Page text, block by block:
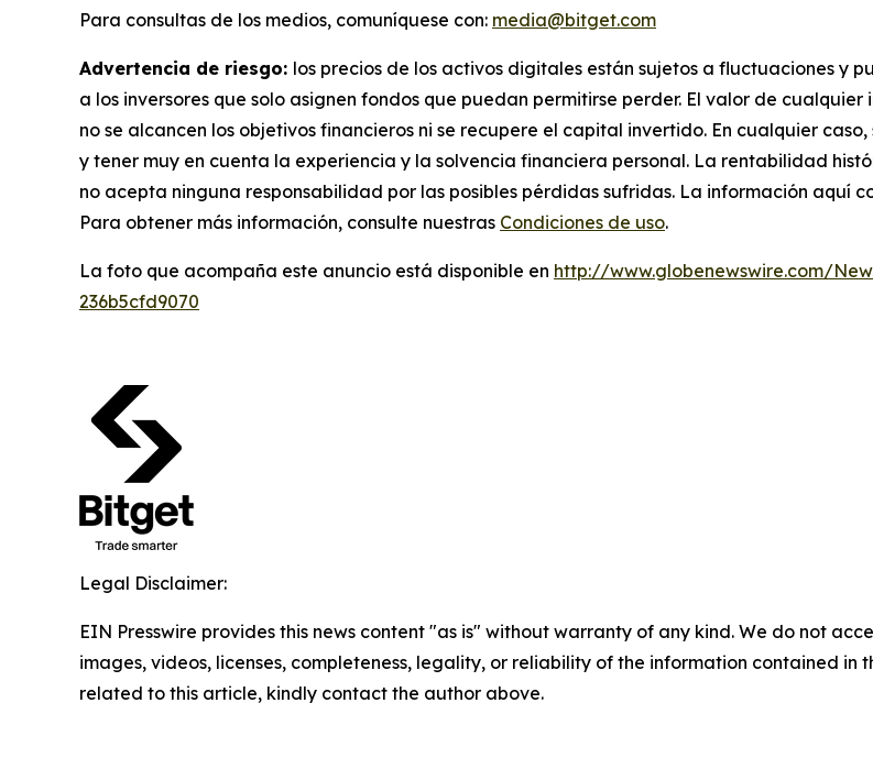
Para consultas de los medios, comuníquese con: media@bitget.com
Advertencia de riesgo: los precios de los activos digitales están sujetos a fluctuaciones y
a los inversores que solo asignen fondos que puedan permitirse perder. El valor de
no se alcancen los objetivos financieros ni se recupere el capital invertido. En cualquier
y tener muy en cuenta la experiencia y la solvencia financiera personal. La rentabilidad
no acepta ninguna responsabilidad por las posibles pérdidas sufridas. La información aquí
Para obtener más información, consulte nuestras Condiciones de uso.
La foto que acompaña este anuncio está disponible en http://www.globenewswire.com/
236b5cfd9070
Legal Disclaimer:
EIN Presswire provides this news content "as is" without warranty of any kind. We do not
images, videos, licenses, completeness, legality, or reliability of the information contained in
related to this article, kindly contact the author above.